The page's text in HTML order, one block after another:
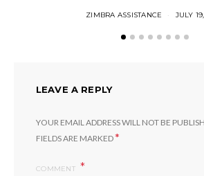
ZIMBRA ASSISTANCE JULY
LEAVE A REPLY
YOUR EMAIL ADDRESS WILL NOT BE
FIELDS ARE MARKED*
COMMENT